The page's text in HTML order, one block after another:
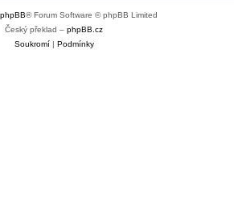
phpBB® Forum Software © phpBB Limited
Český překlad – phpBB.cz
Soukromí| Podmínky